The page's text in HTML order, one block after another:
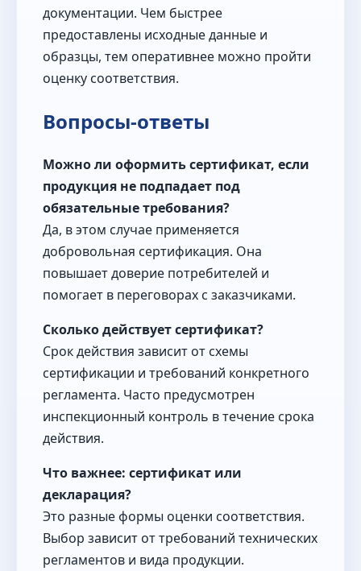
документации. Чем быстрее
предоставлены исходные данные и
образцы, тем оперативнее можно пройти
оценку соответствия.
Вопросы-ответы
Можно ли оформить сертификат, если
продукция не подпадает под
обязательные требования?
Да, в этом случае применяется
добровольная сертификация. Она
повышает доверие потребителей и
помогает в переговорах с заказчиками.
Сколько действует сертификат?
Срок действия зависит от схемы
сертификации и требований конкретного
регламента. Часто предусмотрен
инспекционный контроль в течение срока
действия.
Что важнее: сертификат или
декларация?
Это разные формы оценки соответствия.
Выбор зависит от требований технических
регламентов и вида продукции.